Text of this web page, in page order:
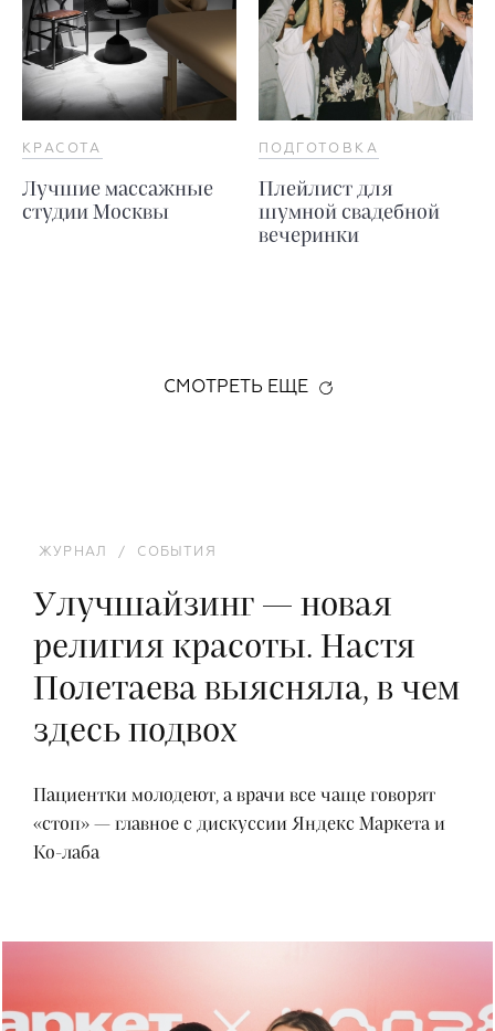
КРАСОТА
Лучшие массажные
студии Москвы
ПОДГОТОВКА
Плейлист для
шумной свадебной
вечеринки
СМОТРЕТЬ ЕЩЕ
ЖУРНАЛ / СОБЫТИЯ
Улучшайзинг — новая
религия красоты. Настя
Полетаева выясняла, в чем
здесь подвох
Пациентки молодеют, а врачи все чаще говорят
«стоп» — главное с дискуссии Яндекс Маркета и
Ко-лаба